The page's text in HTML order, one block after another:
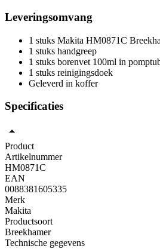
Leveringsomvang
1 stuks Makita HM0871C
1 stuks handgreep
1 stuks borenvet 100ml in
1 stuks reinigingsdoek
Geleverd in koffer
Specificaties
Product
Artikelnummer
HM0871C
EAN
0088381605335
Merk
Makita
Productsoort
Breekhamer
Technische gegevens